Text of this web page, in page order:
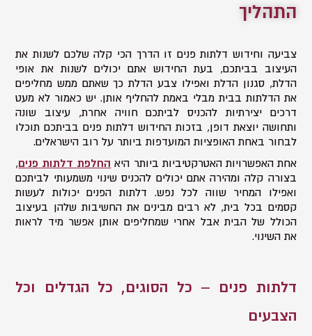
התהליך
צביעה וחידוש דלתות פנים זו הדרך הכי קלה שלכם לשנות את
העיצוב בביתכם, בעת החידוש אתם יכולים לשנות את אופי
הדלת, סגנון הדלת ואפילו צבע הדלת כך שאתם ממש מחליפים
את הדלתות בבית מבלי באמת להחליף אותן. יש כאמור לא מעט
דרכים יצירתיות להכניס לביתכם חוויה אחרת, עיצוב שונה
ותחושה יוצאת דופן, בזכות החידוש דלתות פנים בביתכם תוכלו
לבחור באחת האופציות המועדפות ביותר על רוב הישראלים.
אחת האפשרויות האטרקטיביות ביותר היא החלפת דלתות פנים,
בצורה קלה ומהירה אתם יכולים להכניס שינוי משמעותי לביתכם
ואפילו המחיר שווה לכל נפש. דלתות הפנים יכולות לעשות
קסמים בכל בית, לא רבים מבינים את החשיבות שלהן בעיצוב
הכולל של הבית אבל אחרי שמחליפים אותן אפשר מיד לראות
את השינוי.
דלתות פנים – כל הסוגים, כל הגדלים וכל
הצבעים